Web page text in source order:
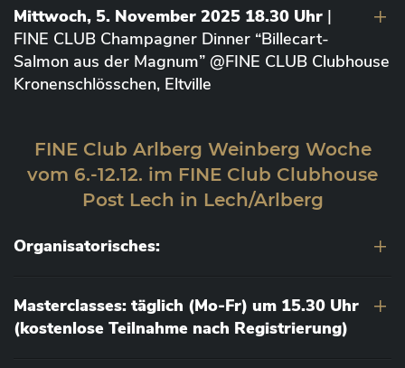
Mittwoch, 5. November 2025 18.30 Uhr |
FINE CLUB Champagner Dinner “Billecart-
Salmon aus der Magnum” @FINE CLUB Clubhouse
Kronenschlösschen, Eltville
FINE Club Arlberg Weinberg Woche
vom 6.-12.12. im FINE Club Clubhouse
Post Lech in Lech/Arlberg
Organisatorisches:
Masterclasses: täglich (Mo-Fr) um 15.30 Uhr
(kostenlose Teilnahme nach Registrierung)